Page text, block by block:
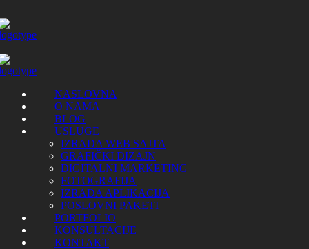
NASLOVNA
O NAMA
BLOG
USLUGE
IZRADA WEB SAJTA
GRAFIČKI DIZAJN
DIGITALNI MARKETING
FOTOGRAFIJA
IZRADA APLIKACIJA
POSLOVNI PAKETI
PORTFOLIO
KONSULTACIJE
KONTAKT